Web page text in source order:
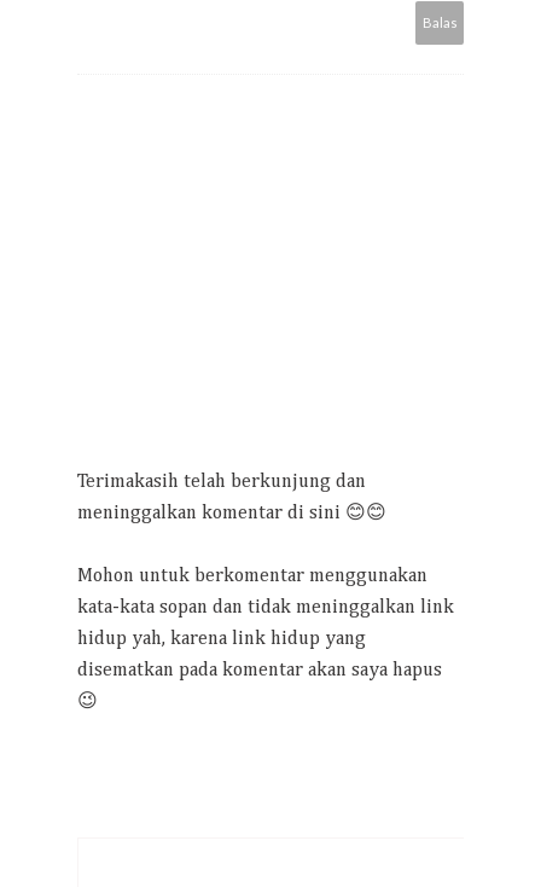
Balas
Terimakasih telah berkunjung dan
meninggalkan komentar di sini 😊😊
Mohon untuk berkomentar menggunakan
kata-kata sopan dan tidak meninggalkan link
hidup yah, karena link hidup yang
disematkan pada komentar akan saya hapus
😉